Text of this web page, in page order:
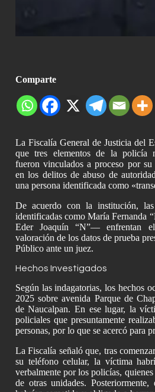
Comparte
La Fiscalía General de Justicia del
que tres elementos de la policía
fueron vinculados a proceso por su
en los delitos de abuso de
una persona identificada como
De acuerdo con la institución,
identificadas como María Fernanda
Eder Joaquín “N”— enfrentan
valoración de los datos de prueba
Público ante un juez.
Hechos Investigados
Según las indagatorias, los hechos
2025 sobre avenida Parque de
de Naucalpan. En ese lugar, la
policiales que presuntamente
personas, por lo que se acercó para
La Fiscalía señaló que, tras
su teléfono celular, la víctima
verbalmente por los policías,
de otras unidades.